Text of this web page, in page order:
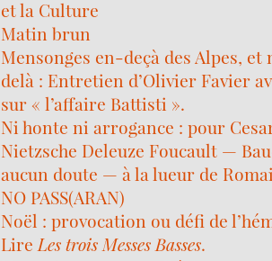
et la Culture
Matin brun
Mensonges en-deçà des Alpes, et
delà : Entretien d’Olivier Favier
sur « l’affaire Battisti ».
Ni honte ni arrogance : pour
Nietzsche Deleuze Foucault —
aucun doute — à la lueur de
NO PASS(ARAN)
Noël : provocation ou défi de
Lire Les trois Messes Basses.